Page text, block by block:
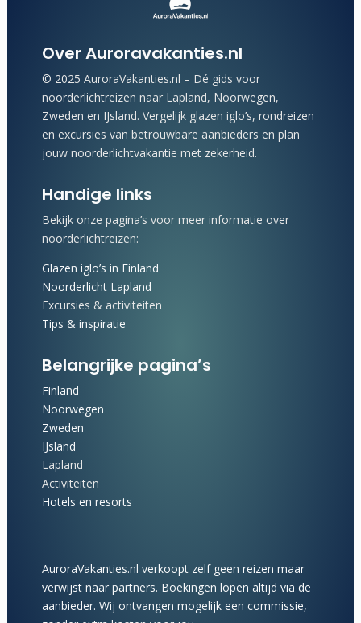
Over Auroravakanties.nl
© 2025 AuroraVakanties.nl – Dé gids voor
noorderlichtreizen naar Lapland, Noorwegen,
Zweden en IJsland. Vergelijk glazen iglo’s, rondreizen
en excursies van betrouwbare aanbieders en plan
jouw noorderlichtvakantie met zekerheid.
Handige links
Bekijk onze pagina’s voor meer informatie over
noorderlichtreizen:
Glazen iglo’s in Finland
Noorderlicht Lapland
Excursies & activiteiten
Tips & inspiratie
Belangrijke pagina’s
Finland
Noorwegen
Zweden
IJsland
Lapland
Activiteiten
Hotels en resorts
AuroraVakanties.nl verkoopt zelf geen reizen maar
verwijst naar partners. Boekingen lopen altijd via de
aanbieder. Wij ontvangen mogelijk een commissie,